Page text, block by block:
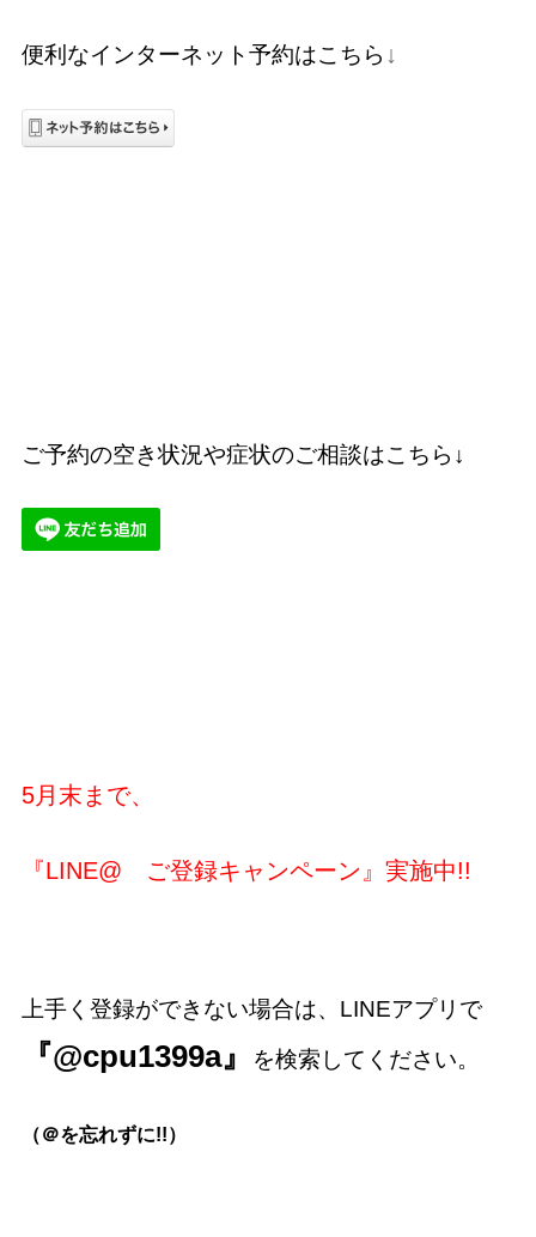
便利なインターネット予約はこちら ↓
ご予約の空き状況や症状のご相談はこちら↓
5月末まで、
『LINE@ ご登録キャンペーン』実施中!!
上手く登録ができない場合は、LINEアプリで
『@cpu1399a』 を検索してください。
（＠を忘れずに!!）